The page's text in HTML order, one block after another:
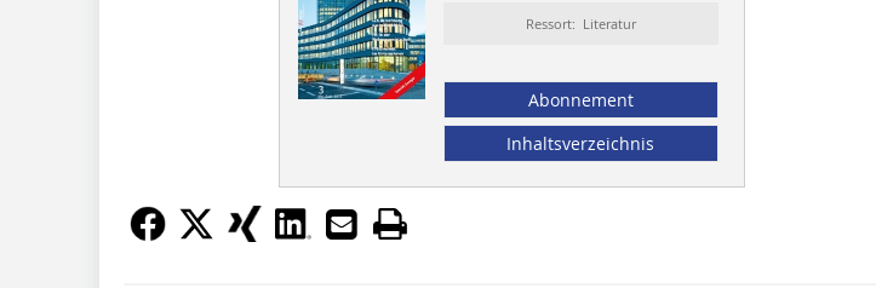
Ressort: Literatur
Abonnement
Inhaltsverzeichnis